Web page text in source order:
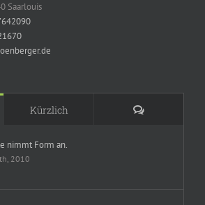
Saarlouis
Kürzlich Kommentare
nimmt Form an.
2010